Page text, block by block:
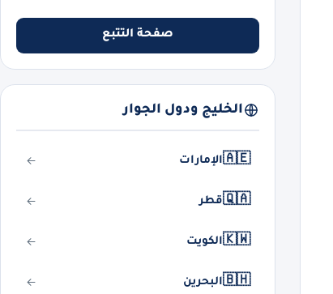
صفحة التتبع
الخليج ودول الجوار
🇦🇪الإمارات
🇶🇦قطر
🇰🇼الكويت
🇧🇭البحرين